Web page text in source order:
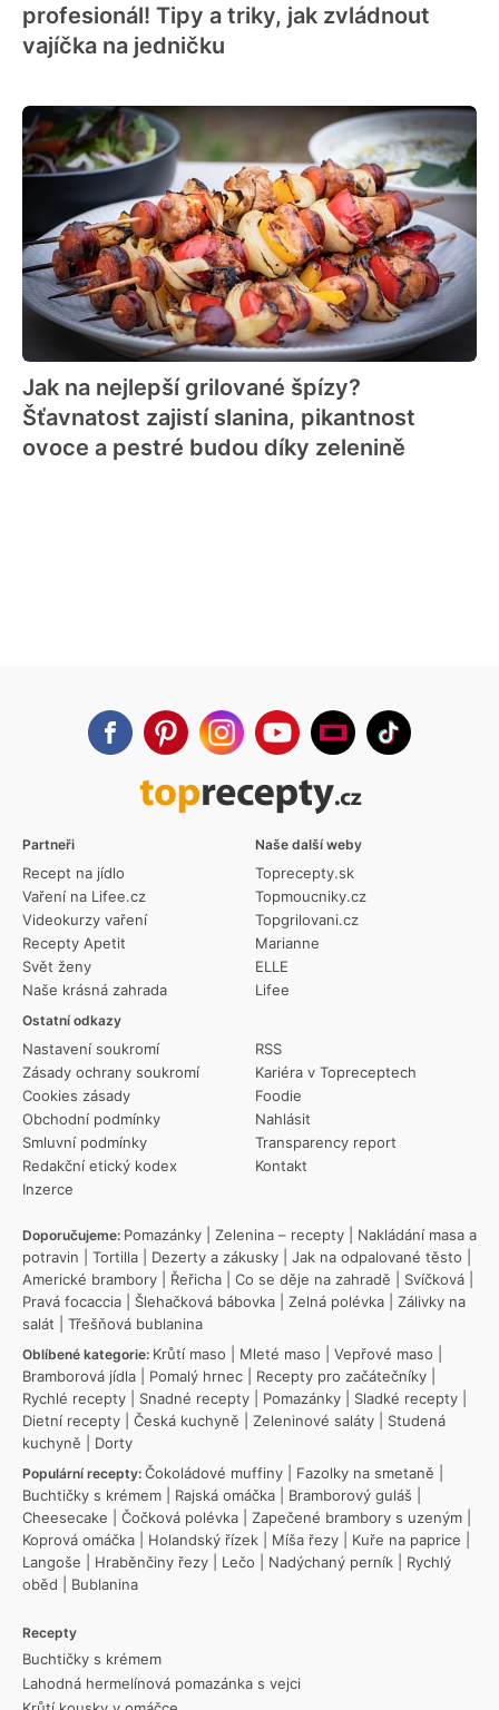
profesionál! Tipy a triky, jak zvládnout
vajíčka na jedničku
Jak na nejlepší grilované špízy?
Šťavnatost zajistí slanina, pikantnost
ovoce a pestré budou díky zelenině
Partneři
Recept na jídlo
Vaření na Lifee.cz
Videokurzy vaření
Recepty Apetit
Svět ženy
Naše krásná zahrada
Ostatní odkazy
Nastavení soukromí
Zásady ochrany soukromí
Cookies zásady
Obchodní podmínky
Smluvní podmínky
Redakční etický kodex
Inzerce
RSS
Kariéra v Topreceptech
Foodie
Nahlásit
Transparency report
Kontakt
Naše další weby
Toprecepty.sk
Topmoucniky.cz
Topgrilovani.cz
Marianne
ELLE
Lifee
Doporučujeme: Pomazánky Zelenina – recepty
Nakládání masa a
potravin
Tortilla Dezerty a zákusky Jak na odpalované těsto
Americké brambory
Řeřicha Co se děje na zahradě Svíčková
Pravá focaccia
Šlehačková bábovka Zelná polévka
Zálivky na
salát
Třešňová bublanina
Oblíbené kategorie: Krůtí maso Mleté maso Vepřové maso
Bramborová jídla
Pomalý hrnec Recepty pro začátečníky
Rychlé recepty
Snadné recepty Pomazánky Sladké recepty
Dietní recepty
Česká kuchyně Zeleninové saláty
Studená
kuchyně
Dorty
Populární recepty: Čokoládové muffiny Fazolky na smetaně
Buchtičky s krémem
Rajská omáčka Bramborový guláš
Cheesecake
Čočková polévka Zapečené brambory s uzeným
Koprová omáčka
Holandský řízek Míša řezy Kuře na paprice
Langoše
Hraběnčiny řezy Lečo Nadýchaný perník
Rychlý
oběd
Bublanina
Recepty
Buchtičky s krémem
Lahodná hermelínová pomazánka s vejci